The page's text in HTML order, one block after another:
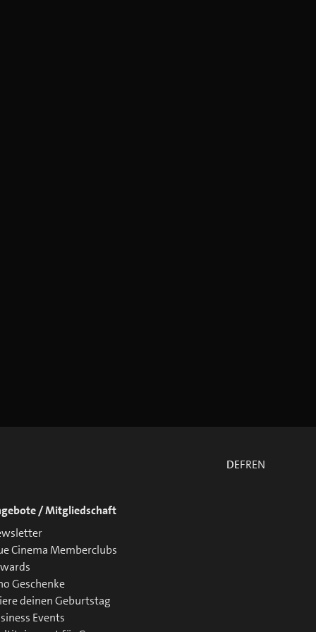
DEFREN
/ Mitgliedschaft
Cinema Memberclubs
Geschenke
deinen Geburtstag
Events